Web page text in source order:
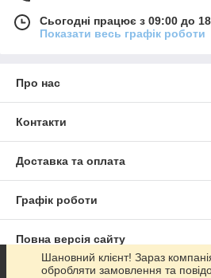
Сьогодні працює з 09:00 до
Показати весь графік роботи
Про нас
Контакти
Доставка та оплата
Графік роботи
Повна версія сайту
Шановний клієнт! Зараз
обробляти замовлення та